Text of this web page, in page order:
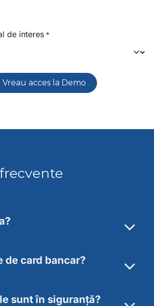
de interes *
Vreau acces la Demo
de card bancar?
sunt în siguranță?